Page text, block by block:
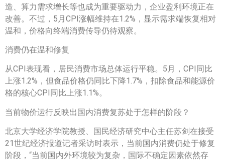
造、算力需求增长等也成为重要驱动力，企业盈利环境正在
改善。不过，5月CPI涨幅维持在1.2%，显示需求端恢复相对
温和，价格向终端消费传导仍待观察。
消费仍在温和修复
从CPI表现看，居民消费市场总体运行平稳。5月，CPI同比
上涨1.2%，但食品价格仍同比下降1.7%，扣除食品和能源价
格的核心CPI同比上涨1.1%。
当前物价运行反映出国内消费复苏处于怎样的阶段？
北京大学经济学院教授、国民经济研究中心主任苏剑在接受
21世纪经济报道记者采访时表示，当前国内消费仍处于修复
阶段，“当前国内外环境较为复杂，国际不确定因素依然存